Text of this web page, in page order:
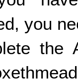
you
the